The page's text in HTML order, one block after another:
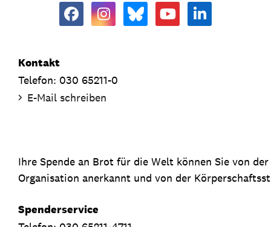
Kontakt
Telefon: 030 65211-0
E-Mail schreiben
Ihre Spende an Brot für die Welt können Sie von
Organisation anerkannt und von der
Spenderservice